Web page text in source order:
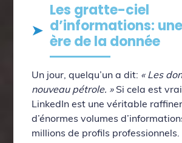
Les gratte-ciel
d’informations:
ère de la donnée
Un jour, quelqu’un a dit: « Les
nouveau pétrole. »Si cela est
LinkedIn est une véritable
d’énormes volumes
millions de profils professionnels.